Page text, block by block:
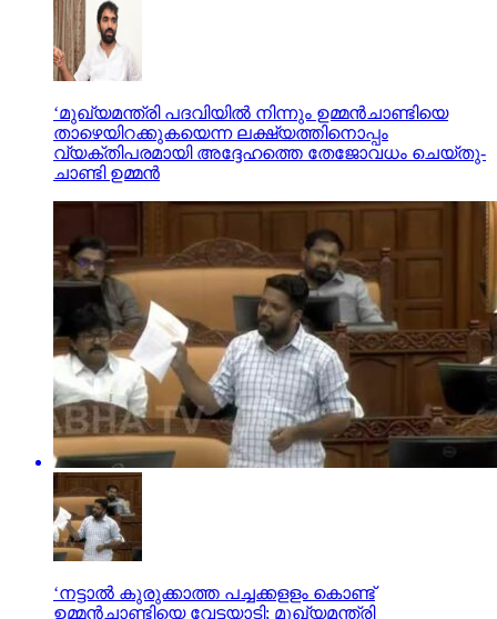
‘മുഖ്യമന്ത്രി പദവിയില്‍ നിന്നും ഉമ്മന്‍ചാണ്ടിയെ
താഴെയിറക്കുകയെന്ന ലക്ഷ്യത്തിനൊപ്പം
വ്യക്തിപരമായി അദ്ദേഹത്തെ തേജോവധം ചെയ്തു-
ചാണ്ടി ഉമ്മന്‍
‘നട്ടാല്‍ കുരുക്കാത്ത പച്ചക്കളളം കൊണ്ട്
ഉമ്മന്‍ചാണ്ടിയെ വേട്ടയാടി; മുഖ്യമന്ത്രി